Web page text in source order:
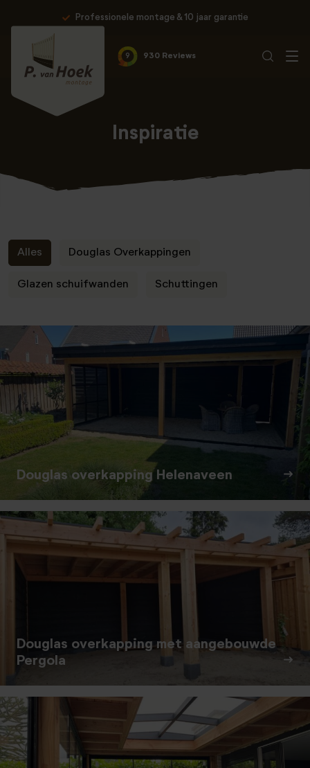
Professionele montage & 10 jaar garantie
9 930 Reviews
Inspiratie
Alles Douglas Overkappingen
Glazen schuifwanden Schuttingen
Douglas overkapping Helenaveen
Douglas overkapping met aangebouwde
Pergola